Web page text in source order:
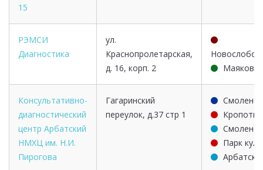
15
РЭМСИ
Диагностика
ул.
Краснопролетарская,
д. 16, корп. 2
Консультативно-
диагностический
центр Арбатский
НМХЦ им. Н.И.
Пирогова
Гагаринский
переулок, д.37 стр 1
Парк